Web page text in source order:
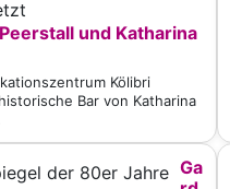
und Katharina
Kölibri
Bar von Katharina
Ga